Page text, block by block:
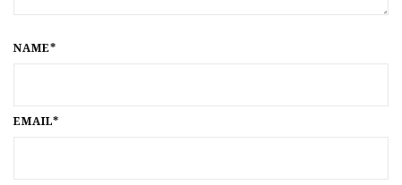
NAME*
EMAIL*